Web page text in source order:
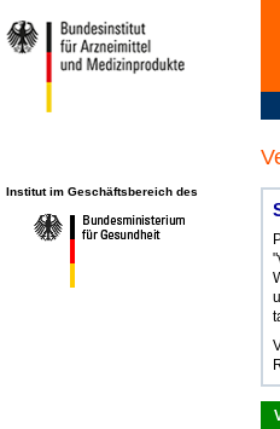
Institut im Geschäftsbereich des